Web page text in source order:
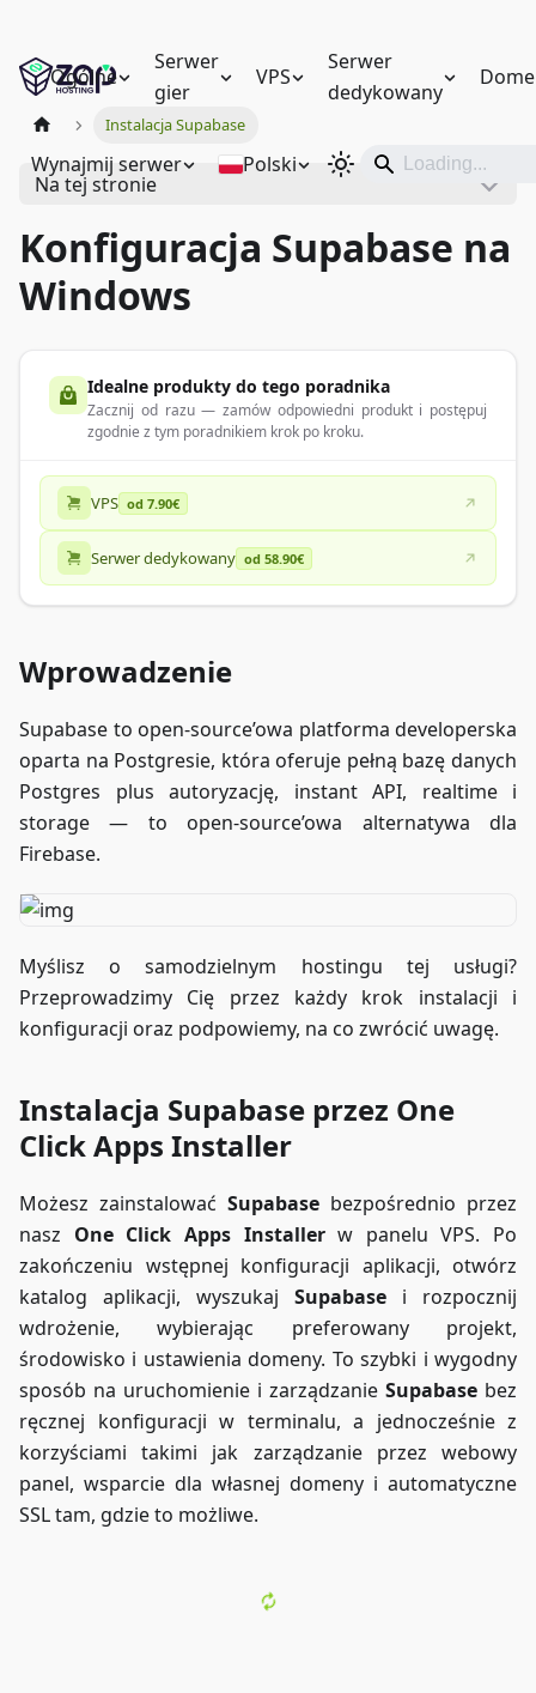
Ogólne
Serwer
gier
VPS
Serwer
dedykowany
Wynajmij serwer Polski
Instalacja Supabase
Na tej stronie
Konfiguracja Supabase na
Windows
Idealne produkty do tego poradnika
Zacznij od razu — zamów odpowiedni produkt i postępuj
zgodnie z tym poradnikiem krok po kroku.
VPS od 7.90€
Serwer dedykowany od 58.90€
Wprowadzenie
Supabase to open-source’owa platforma developerska
oparta na Postgresie, która oferuje pełną bazę danych
Postgres plus autoryzację, instant API, realtime i
storage — to open-source’owa alternatywa dla
Firebase.
Myślisz o samodzielnym hostingu tej usługi?
Przeprowadzimy Cię przez każdy krok instalacji i
konfiguracji oraz podpowiemy, na co zwrócić uwagę.
Instalacja Supabase przez One
Click Apps Installer
Możesz zainstalować Supabase bezpośrednio przez
nasz One Click Apps Installerw panelu VPS. Po
zakończeniu wstępnej konfiguracji aplikacji, otwórz
katalog aplikacji, wyszukaj Supabase i rozpocznij
wdrożenie, wybierając preferowany projekt,
środowisko i ustawienia domeny. To szybki i wygodny
sposób na uruchomienie i zarządzanie Supabase bez
ręcznej konfiguracji w terminalu, a jednocześnie z
korzyściami takimi jak zarządzanie przez webowy
panel, wsparcie dla własnej domeny i automatyczne
SSL tam, gdzie to możliwe.